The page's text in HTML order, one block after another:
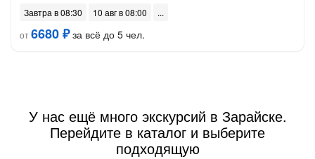
Завтра в 08:30
10 авг в 08:00
от6680 ₽за всё до 5 чел.
У нас ещё много экскурсий в Зарайске.
Перейдите в каталог и выберите
подходящую